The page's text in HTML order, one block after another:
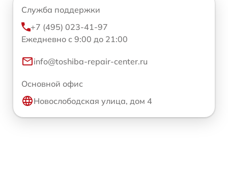
Служба поддержки
+7 (495) 023-41-97
Ежедневно с 9:00 до 21:00
info@toshiba-repair-center.ru
Основной офис
Новослободская улица, дом 4